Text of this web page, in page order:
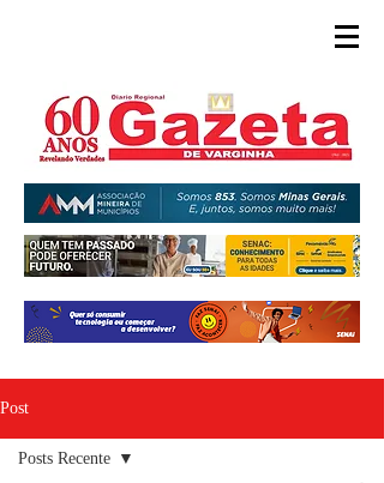
Post
Posts Recente